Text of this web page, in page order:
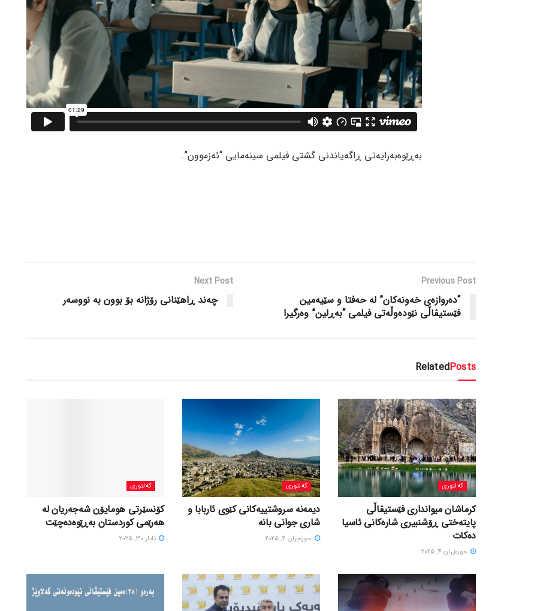
بەڕێوەبەرایەتی ڕاگەیاندنی گشتی فیلمی سینەمایی “ئەزموون”.
Previous Post
“دەروازەی خەونەکان” لە حەفتا و سێیەمین
فێستیڤاڵی نێودەوڵەتی فیلمی “بەڕلین” وەرگیرا
Next Post
چەند ڕاهێنانی رۆژانە بۆ بوون بە نووسەر
RelatedPosts
کەلتوری
کرماشان میوانداری فێستیڤاڵی
پایتەختی ڕۆشنبیری شارەکانی ئاسیا
دەکات
حوزه‌یران 4, 2025
کەلتوری
‎دیمەنە سروشتییەكانی كێوی ئاربابا و
شاری جوانی بانە
حوزه‌یران 4, 2025
کەلتوری
کۆنسێرتی هومایۆن شەجەریان لە
هەرێمی کوردستان بەڕێوەدەچێت
ئایار 30, 2025